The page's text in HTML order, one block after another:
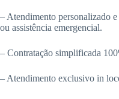
– Atendimento personalizado
ou assistência emergencial.
– Contratação simplificada
– Atendimento exclusivo in